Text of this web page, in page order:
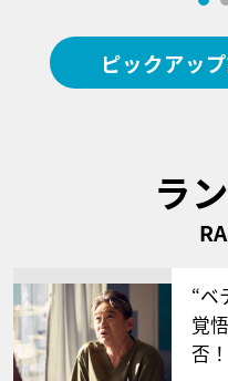
ピックアッ
ラ
“ベ
覚
否